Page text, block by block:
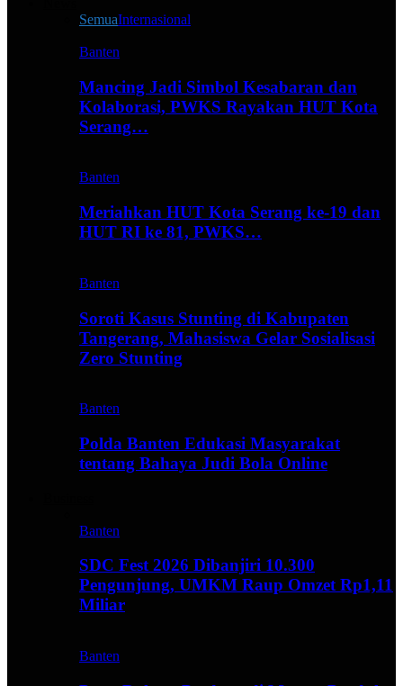
SemuaInternasional
Banten
Mancing Jadi Simbol Kesabaran dan
Kolaborasi, PWKS Rayakan HUT Kota
Serang…
Banten
Meriahkan HUT Kota Serang ke-19 dan
HUT RI ke 81, PWKS…
Banten
Soroti Kasus Stunting di Kabupaten
Tangerang, Mahasiswa Gelar Sosialisasi
Zero Stunting
Banten
Polda Banten Edukasi Masyarakat
tentang Bahaya Judi Bola Online
Banten
SDC Fest 2026 Dibanjiri 10.300
Pengunjung, UMKM Raup Omzet Rp1,11
Miliar
Banten